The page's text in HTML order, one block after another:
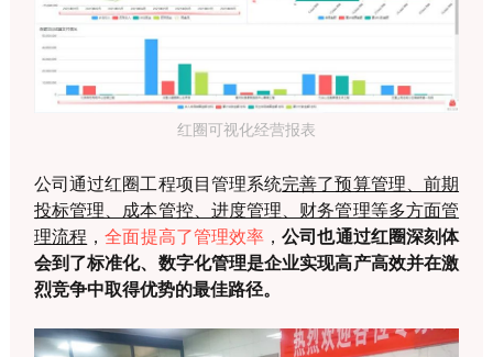
红圈可视化经营报表
公司通过红圈工程项目管理系统完善了预算管理、前期
投标管理、成本管控、进度管理、财务管理等多方面管
理流程 ，全面提高了管理效率 ，公司也通过红圈深刻体
会到了标准化、数字化管理是企业实现高产高效并在激
烈竞争中取得优势的最佳路径。